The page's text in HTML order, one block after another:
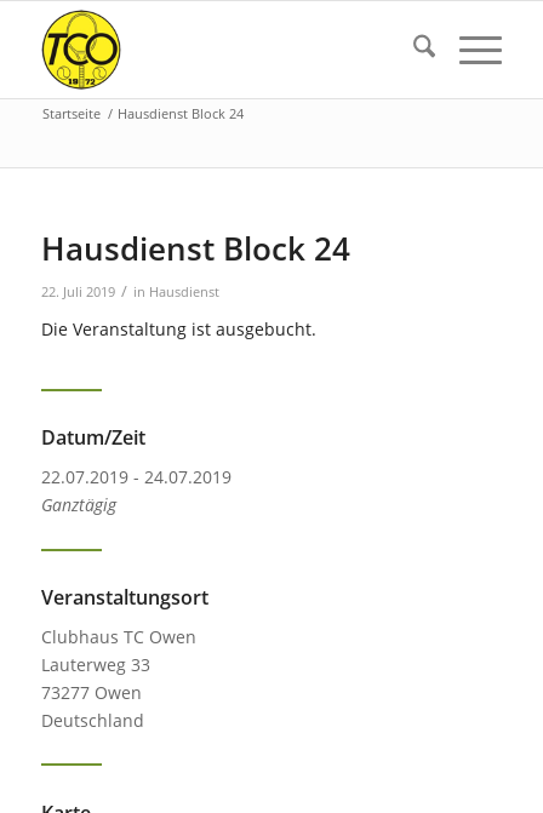
Startseite / Hausdienst Block 24
Hausdienst Block 24
22. Juli 2019 / in Hausdienst
Die Veranstaltung ist ausgebucht.
Datum/Zeit
22.07.2019 - 24.07.2019
Ganztägig
Veranstaltungsort
Clubhaus TC Owen
Lauterweg 33
73277 Owen
Deutschland